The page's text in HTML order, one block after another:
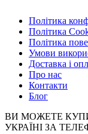
Політика
Політика
Політика
Умови
Доставка і
Про нас
Контакти
Блог
ВИ МОЖЕТЕ
УКРАЇНІ ЗА